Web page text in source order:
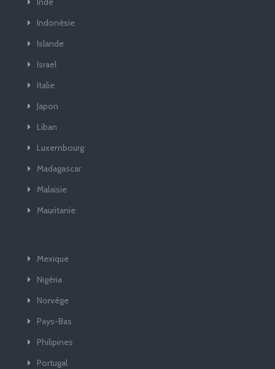
Indonésie
Islande
Israel
Italie
Japon
Liban
Luxembourg
Madagascar
Malaisie
Mauritanie
Mexique
Nigéria
Norvège
Pays-Bas
Philipines
Portugal